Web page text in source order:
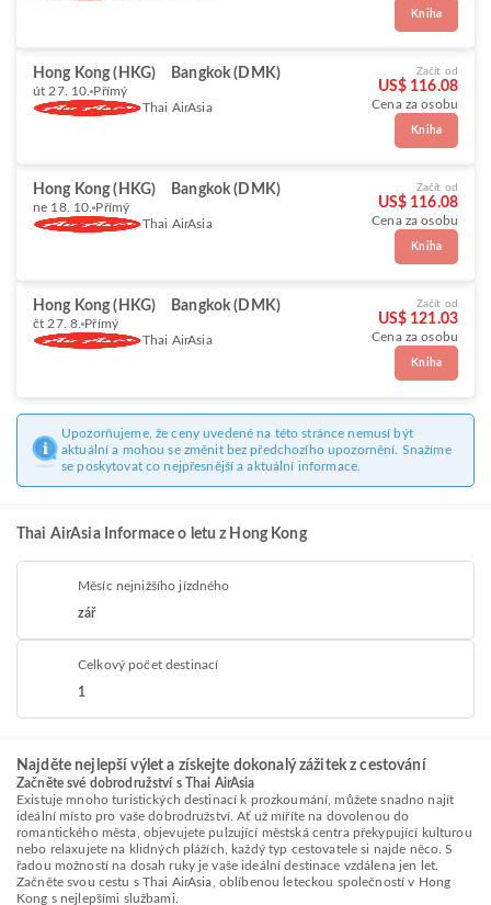
Kniha
Hong Kong (HKG) Bangkok (DMK)
út 27. 10. Přímý
Thai AirAsia
Začít od
US$ 116.08
Cena za osobu
Kniha
Hong Kong (HKG) Bangkok (DMK)
ne 18. 10. Přímý
Thai AirAsia
Začít od
US$ 116.08
Cena za osobu
Kniha
Hong Kong (HKG) Bangkok (DMK)
čt 27. 8. Přímý
Thai AirAsia
Začít od
US$ 121.03
Cena za osobu
Kniha
Upozorňujeme, že ceny uvedené na této stránce nemusí být
aktuální a mohou se změnit bez předchozího upozornění. Snažíme
se poskytovat co nejpřesnější a aktuální informace.
Thai AirAsia Informace o letu z Hong Kong
Měsíc nejnižšího jízdného
zář
Celkový počet destinací
1
Najděte nejlepší výlet a získejte dokonalý zážitek z cestování
Začněte své dobrodružství s Thai AirAsia
Existuje mnoho turistických destinací k prozkoumání, můžete snadno najít
ideální místo pro vaše dobrodružství. Ať už míříte na dovolenou do
romantického města, objevujete pulzující městská centra překypující kulturou
nebo relaxujete na klidných plážích, každý typ cestovatele si najde něco. S
řadou možností na dosah ruky je vaše ideální destinace vzdálena jen let.
Začněte svou cestu s Thai AirAsia, oblíbenou leteckou společností v Hong
Kong s nejlepšími službami.